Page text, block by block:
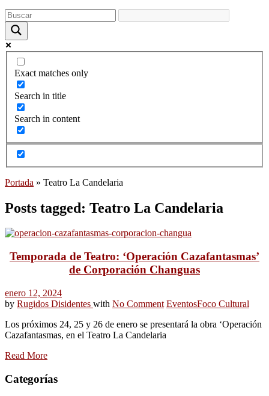
Exact matches only
Search in title
Search in content
Portada » Teatro La Candelaria
Posts tagged: Teatro La Candelaria
Temporada de Teatro: ‘Operación Cazafantasmas’
de Corporación Changuas
enero 12, 2024
by Rugidos Disidentes with No Comment EventosFoco Cultural
Los próximos 24, 25 y 26 de enero se presentará la obra ‘Operación
Cazafantasmas, en el Teatro La Candelaria
Read More
Categorías